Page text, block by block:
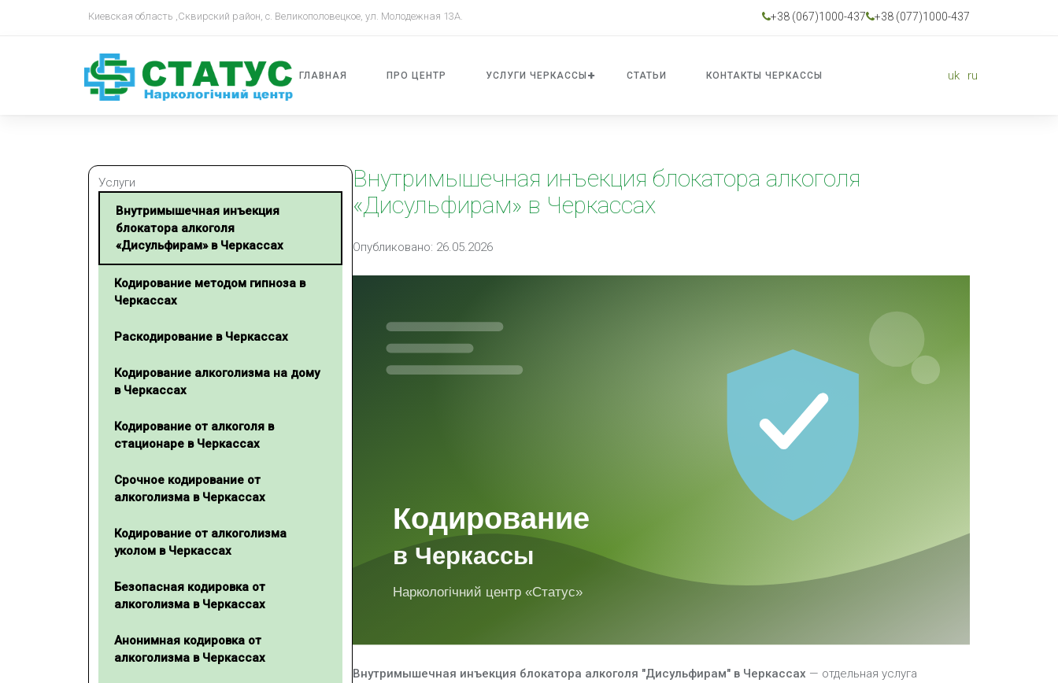
Киевская область ,Сквирский район, с. Великополовецкое, ул. Молодежная 13А. +38 (067)1000-437 +38 (077)1000-437
ГЛАВНАЯ ПРО ЦЕНТР УСЛУГИ ЧЕРКАССЫ СТАТЬИ КОНТАКТЫ ЧЕРКАССЫ uk ru
Услуги
Внутримышечная инъекция
блокатора алкоголя
«Дисульфирам» в Черкассах
Кодирование методом гипноза в
Черкассах
Раскодирование в Черкассах
Кодирование алкоголизма на дому
в Черкассах
Кодирование от алкоголя в
стационаре в Черкассах
Срочное кодирование от
алкоголизма в Черкассах
Кодирование от алкоголизма
уколом в Черкассах
Безопасная кодировка от
алкоголизма в Черкассах
Анонимная кодировка от
алкоголизма в Черкассах
Внутримышечная инъекция блокатора алкоголя
«Дисульфирам» в Черкассах
Опубликовано: 26.05.2026
Внутримышечная инъекция блокатора алкоголя "Дисульфирам" в Черкассах — отдельная услуга